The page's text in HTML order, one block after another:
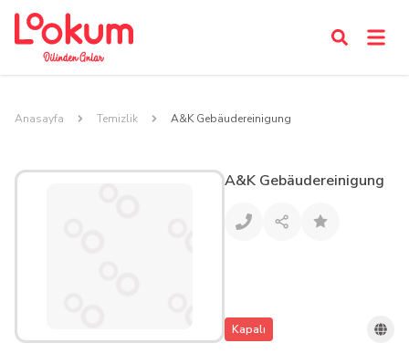
Anasayfa Temizlik A&K Gebäudereinigung
A&K Gebäudereinigung
Kapalı